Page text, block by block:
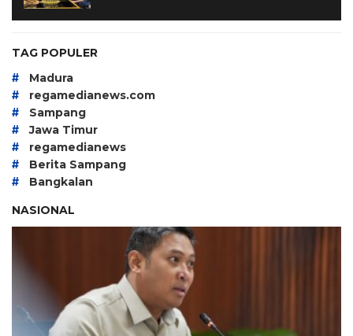
TAG POPULER
# Madura
# regamedianews.com
# Sampang
# Jawa Timur
# regamedianews
# Berita Sampang
#
Bangkalan
NASIONAL